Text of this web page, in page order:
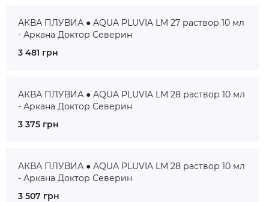
АКВА ПЛУВИА ● AQUA PLUVIA LM 27 раствор 10 мл
- Аркана Доктор Северин
3 481 грн
АКВА ПЛУВИА ● AQUA PLUVIA LM 28 раствор 10 мл
- Аркана Доктор Северин
3 375 грн
АКВА ПЛУВИА ● AQUA PLUVIA LM 28 раствор 10 мл
- Аркана Доктор Северин
3 507 грн